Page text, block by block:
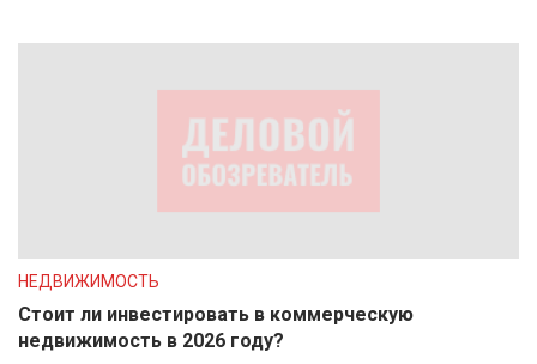
НЕДВИЖИМОСТЬ
Стоит ли инвестировать в коммерческую
недвижимость в 2026 году?